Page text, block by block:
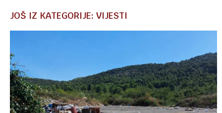
JOŠ IZ KATEGORIJE: VIJESTI